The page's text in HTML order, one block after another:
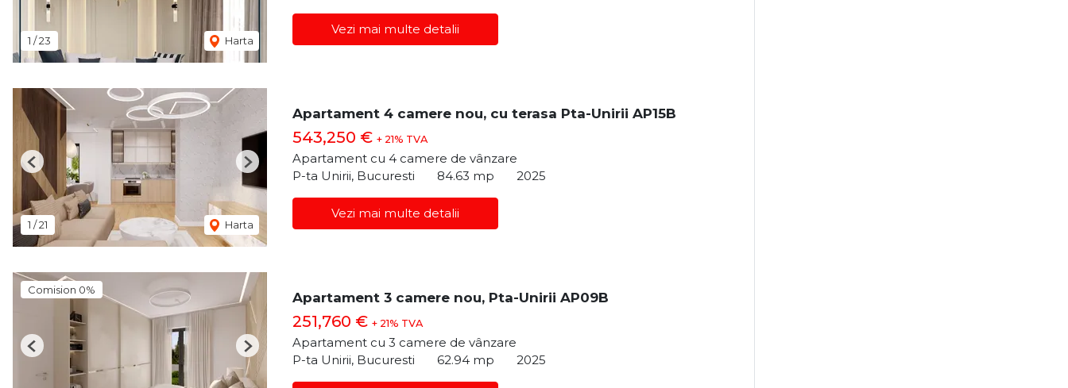
1 /23 Harta
Vezi mai multe detalii
1 /21 Harta
Previous Next
Apartament 4 camere nou, cu terasa Pta-Unirii AP15B
543,250 € + 21% TVA
Apartament cu 4 camere de vânzare
P-ta Unirii, Bucuresti
84.63 mp 2025
Vezi mai multe detalii
Comision 0%
Previous Next
Apartament 3 camere nou, Pta-Unirii AP09B
251,760 € + 21% TVA
Apartament cu 3 camere de vânzare
P-ta Unirii, Bucuresti
62.94 mp 2025